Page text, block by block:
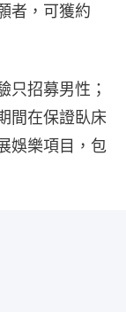
者，可獲約
只招募男性；
間在保證臥床
娛樂項目，包